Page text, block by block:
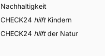
Nachhaltigkeit
CHECK24 hilftKindern
CHECK24 hilftder Natur